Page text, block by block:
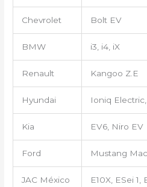
Chevrolet Bolt EV
BMW i3, i4, iX
Renault Kangoo Z.E
Hyundai Ioniq
Kia EV6, Niro EV
Ford Mustang
JAC México E10X, ESei 1,